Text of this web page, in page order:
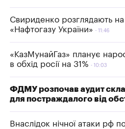
Свириденко розглядають
«Нафтогазу України»
11:46
«КазМунайГаз» планує
в обхід росії на 31%
10:03
ФДМУ розпочав аудит
для постраждалого від
Внаслідок нічної атаки рф